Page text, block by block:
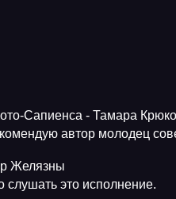
Сапиенса - Тамара
автор молодец
Желязны
слушать это исполнение.